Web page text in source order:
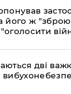
його ж
дві